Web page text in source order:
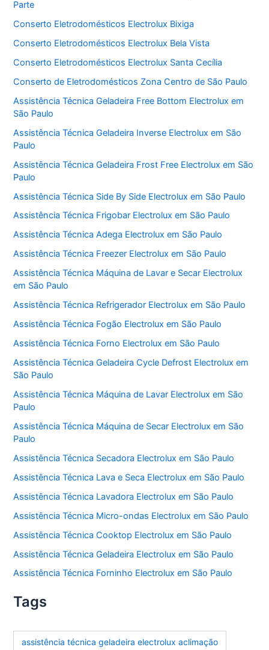
Parte
Conserto Eletrodomésticos Electrolux Bixiga
Conserto Eletrodomésticos Electrolux Bela Vista
Conserto Eletrodomésticos Electrolux Santa Cecília
Conserto de Eletrodomésticos Zona Centro de São Paulo
Assistência Técnica Geladeira Free Bottom Electrolux em
São Paulo
Assistência Técnica Geladeira Inverse Electrolux em São
Paulo
Assistência Técnica Geladeira Frost Free Electrolux em São
Paulo
Assistência Técnica Side By Side Electrolux em São Paulo
Assistência Técnica Frigobar Electrolux em São Paulo
Assistência Técnica Adega Electrolux em São Paulo
Assistência Técnica Freezer Electrolux em São Paulo
Assistência Técnica Máquina de Lavar e Secar Electrolux
em São Paulo
Assistência Técnica Refrigerador Electrolux em São Paulo
Assistência Técnica Fogão Electrolux em São Paulo
Assistência Técnica Forno Electrolux em São Paulo
Assistência Técnica Geladeira Cycle Defrost Electrolux em
São Paulo
Assistência Técnica Máquina de Lavar Electrolux em São
Paulo
Assistência Técnica Máquina de Secar Electrolux em São
Paulo
Assistência Técnica Secadora Electrolux em São Paulo
Assistência Técnica Lava e Seca Electrolux em São Paulo
Assistência Técnica Lavadora Electrolux em São Paulo
Assistência Técnica Micro-ondas Electrolux em São Paulo
Assistência Técnica Cooktop Electrolux em São Paulo
Assistência Técnica Geladeira Electrolux em São Paulo
Assistência Técnica Forninho Electrolux em São Paulo
Tags
assistência técnica geladeira electrolux aclimação